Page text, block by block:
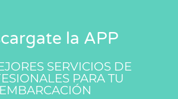
la APP
SERVICIOS DE
PARA TU
EMBARCACIÓN